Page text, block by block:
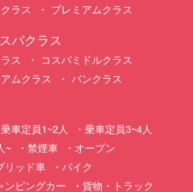
ラス プレミアムクラス
パクラス
ス
コスパミドルクラス
ムクラス バンクラス
乗車定員1~2人
乗車定員3~4人
~ 禁煙車
オープン
リッド車
バイク
ンピングカー 貨物・トラック